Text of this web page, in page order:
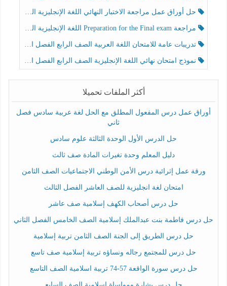
حل أوراق عمل مراجعة الاختبار النهائي اللغة الإنجليزية الصف الرابع الفصل الثالث
مراجعة Preparation for the Final exam اللغة الإنجليزية الصف الرابع الفصل الثالث
تدريبات عامة للامتحان اللغة العربية الصف الرابع الفصل الثالث
نموذج امتحان نهائي اللغة الإنجليزية الصف الرابع الفصل الثالث
أكثر الملفات تحميلا
أوراق عمل درس المفعول المطلق مع الحل لغة عربية سادس فصل
ثاني
حل الدرس الأول الوحدة الثالثة علوم سادس
دليل المعلم وحدة تغيرات المادة صف ثالث
ورقة عمل إثرائية درس الأمن الوطني الاجتماعيات الصف الثامن
امتحان لغة انجليزية للصف العاشر الفصل الثالث
حل درس أصحاب الكهف إسلامية صف عاشر
حل درس فاطمة بنت عبدالملك إسلامية الصف الخامس الفصل الثاني
حل درس الطريق إلى الجنة الصف الثامن تربية إسلامية
حل درس للمجتمع رجاله ونساؤه تربية إسلامية صف تاسع
حل درس سورة الواقعة 57-74 تربية اسلامية الصف التاسع